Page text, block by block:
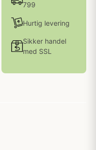
799
Hurtig levering
Sikker handel
med SSL